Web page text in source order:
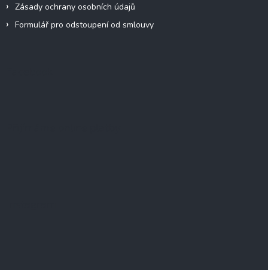
Zásady ochrany osobních údajů
Formulář pro odstoupení od smlouvy